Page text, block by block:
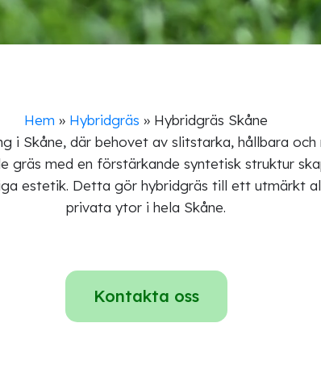
Hem » Hybridgräs » Hybridgräs Skåne
i Skåne, där behovet av slitstarka, hållbara
gräs med en förstärkande syntetisk struktur
estetik. Detta gör hybridgräs till ett utmärkt
privata ytor i hela Skåne.
Kontakta oss